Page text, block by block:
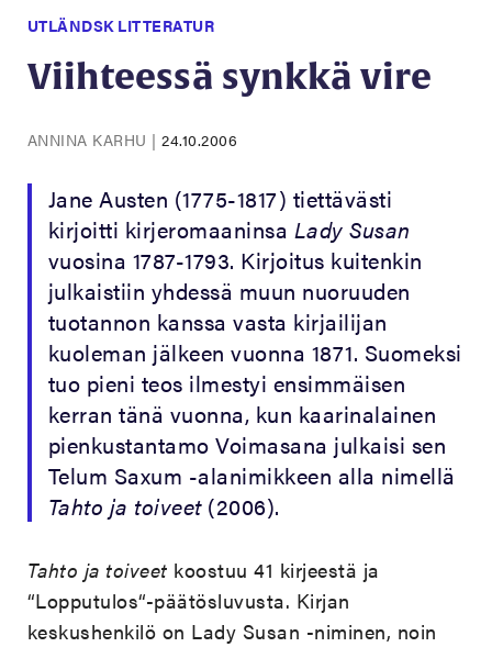
UTLÄNDSK LITTERATUR
Viihteessä synkkä vire
ANNINA KARHU |24.10.2006
Jane Austen (1775-1817) tiettävästi
kirjoitti kirjeromaaninsa Lady Susan
vuosina 1787-1793. Kirjoitus kuitenkin
julkaistiin yhdessä muun nuoruuden
tuotannon kanssa vasta kirjailijan
kuoleman jälkeen vuonna 1871. Suomeksi
tuo pieni teos ilmestyi ensimmäisen
kerran tänä vuonna, kun kaarinalainen
pienkustantamo Voimasana julkaisi sen
Telum Saxum -alanimikkeen alla nimellä
Tahto ja toiveet(2006).
Tahto ja toiveet koostuu 41 kirjeestä ja
“Lopputulos“-päätösluvusta. Kirjan
keskushenkilö on Lady Susan -niminen, noin